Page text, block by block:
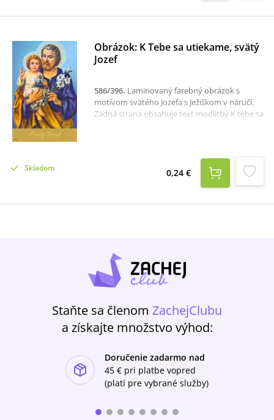
Obrázok: K Tebe sa utiekame, svätý
Jozef
586/396. Laminovaný farebný obrázok s
motívom svätého Jozefa s Ježiškom v náručí.
Zadná strana obsahuje text modlitby K tebe sa
Skladom 0,24 €
Staňte sa členom ZachejClubu
a získajte množstvo výhod:
Doručenie zadarmo nad
45 € pri platbe vopred
(platí pre vybrané služby)